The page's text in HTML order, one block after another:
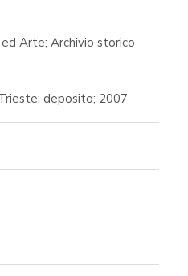
Arte; Archivio storico
deposito; 2007